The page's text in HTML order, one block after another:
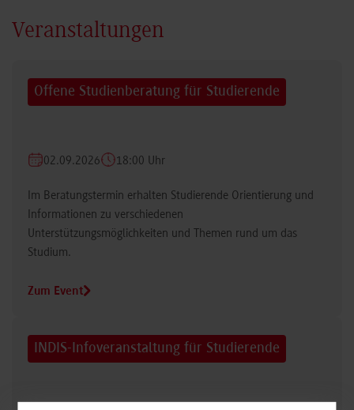
Veranstaltungen
Offene Studienberatung für Studierende
02.09.2026 18:00 Uhr
Im Beratungstermin erhalten Studierende Orientierung und
Informationen zu verschiedenen
Unterstützungsmöglichkeiten und Themen rund um das
Studium.
Zum Event
INDIS-Infoveranstaltung für Studierende